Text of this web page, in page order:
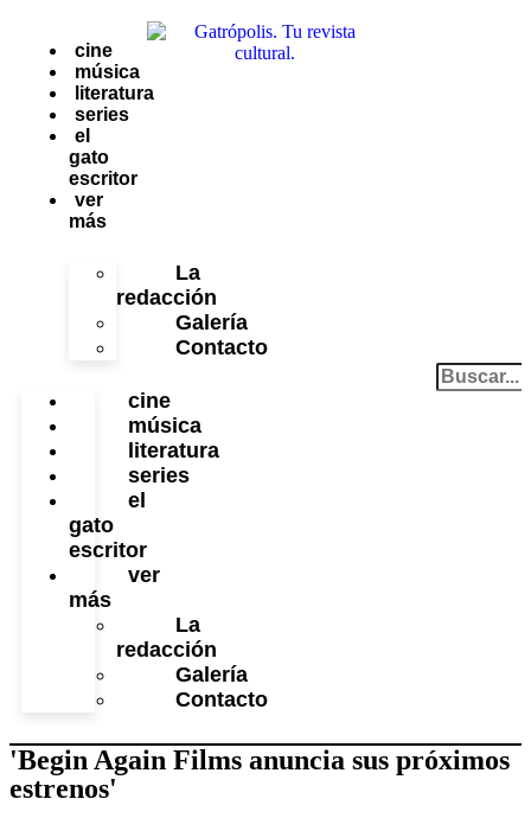
cine
música
literatura
series
el
gato
escritor
ver
más
La
redacción
Galería
Contacto
cine
música
literatura
series
el
gato
escritor
ver
más
La
redacción
Galería
Contacto
'Begin Again Films anuncia sus próximos
estrenos'